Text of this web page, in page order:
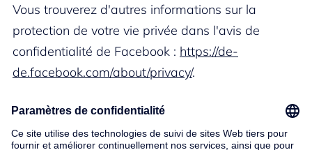
Vous trouverez d'autres informations sur la
protection de votre vie privée dans l'avis de
confidentialité de Facebook : https://de-
de.facebook.com/about/privacy/.
Vous pouvez également désactiver la fonction de
remarketing « Custom Audiences » dans la